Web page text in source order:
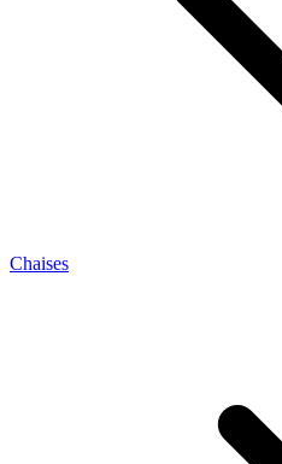
Chaises